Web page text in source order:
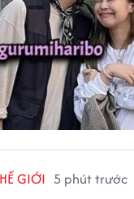
GIỚI 5 phút trước